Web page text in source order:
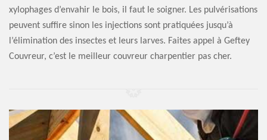
xylophages d’envahir le bois, il faut le soigner. Les pulvérisations
peuvent suffire sinon les injections sont pratiquées jusqu’à
l’élimination des insectes et leurs larves. Faites appel à Geftey
Couvreur, c’est le meilleur couvreur charpentier pas cher.